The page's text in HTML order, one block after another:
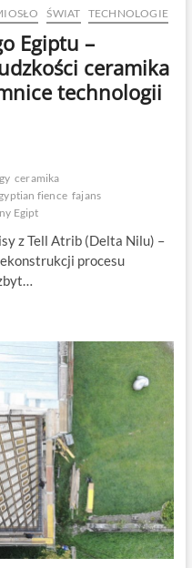
ŚWIAT TECHNOLOGIE
Egiptu –
ceramika
technologii
ceramika
fience fajans
Egipt
z Tell Atrib (Delta Nilu) –
procesu